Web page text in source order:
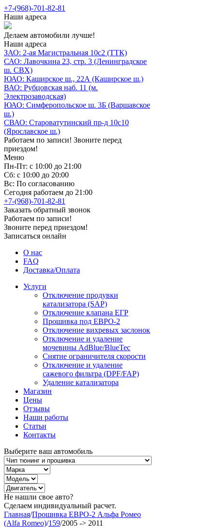
+7-(968)-701-82-81
Наши адреса
Делаем автомобили лучше!
Наши адреса
ЗАО: 2-ая Магистральная 10с2 (ТТК)
САО: Лавочкина 23, стр. 3 (Ленинградское
ш. СВХ)
ЮАО: Каширское ш., 22А (Каширское ш.)
ВАО: Рубцовская наб. 11 (м.
Электрозаводская)
ЮАО: Симферопольское ш. 3Б (Варшавское
ш.)
СВАО: Староватутинский пр-д 10с10
(Ярославское ш.)
Работаем по записи! Звоните перед
приездом!
Меню
Пн-Пт: с 10:00 до 21:00
Сб: с 10:00 до 20:00
Вс: По согласованию
Сегодня работаем до 21:00
+7-(968)-701-82-81
Заказать обратный звонок
Работаем по записи!
Звоните перед приездом!
Записаться онлайн
О нас
FAQ
Доставка/Оплата
Услуги
Отключение продувки
катализатора (SAP)
Отключение клапана ЕГР
Прошивка под ЕВРО-2
Отключение вихревых заслонок
Отключение и удаление
мочевины AdBlue/BlueTec
Снятие ограничителя скорости
Отключение и удаление
сажевого фильтра (DPF/FAP)
Удаление катализатора
Магазин
Цены
Отзывы
Наши работы
Статьи
Контакты
Выберите ваш автомобиль
Не нашли свое авто?
Сделаем индивидуальный расчет.
Главная/Прошивка ЕВРО-2 Альфа Ромео
(Alfa Romeo)/159/2005 -> 2011